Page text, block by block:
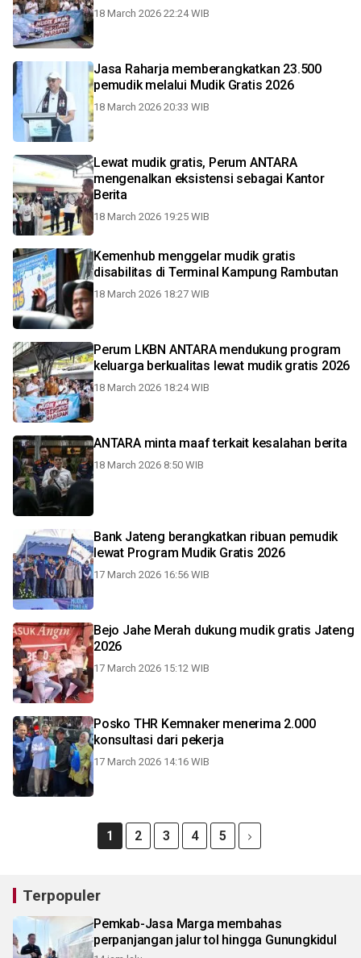
18 March 2026 22:24 WIB
Jasa Raharja memberangkatkan 23.500
pemudik melalui Mudik Gratis 2026
18 March 2026 20:33 WIB
Lewat mudik gratis, Perum ANTARA
mengenalkan eksistensi sebagai Kantor
Berita
18 March 2026 19:25 WIB
Kemenhub menggelar mudik gratis
disabilitas di Terminal Kampung Rambutan
18 March 2026 18:27 WIB
Perum LKBN ANTARA mendukung program
keluarga berkualitas lewat mudik gratis 2026
18 March 2026 18:24 WIB
ANTARA minta maaf terkait kesalahan berita
18 March 2026 8:50 WIB
Bank Jateng berangkatkan ribuan pemudik
lewat Program Mudik Gratis 2026
17 March 2026 16:56 WIB
Bejo Jahe Merah dukung mudik gratis Jateng
2026
17 March 2026 15:12 WIB
Posko THR Kemnaker menerima 2.000
konsultasi dari pekerja
17 March 2026 14:16 WIB
1 2 3 4 5
Terpopuler
Pemkab-Jasa Marga membahas
perpanjangan jalur tol hingga Gunungkidul